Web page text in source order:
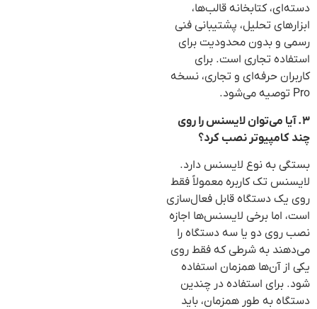
دسته‌ای، کتابخانه قالب‌ها،
ابزارهای تحلیل، پشتیبانی فنی
رسمی و بدون محدودیت برای
استفاده تجاری است. برای
کاربران حرفه‌ای و تجاری، نسخه
Pro توصیه می‌شود.
۳. آیا می‌توان لایسنس را روی
چند کامپیوتر نصب کرد؟
بستگی به نوع لایسنس دارد.
لایسنس تک کاربره معمولاً فقط
روی یک دستگاه قابل فعال‌سازی
است، اما برخی لایسنس‌ها اجازه
نصب روی دو یا سه دستگاه را
می‌دهند به شرطی که فقط روی
یکی از آن‌ها همزمان استفاده
شود. برای استفاده در چندین
دستگاه به طور همزمان، باید